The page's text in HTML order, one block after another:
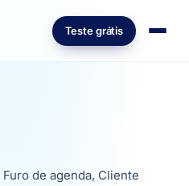
Teste grátis
Furo de agenda, Cliente